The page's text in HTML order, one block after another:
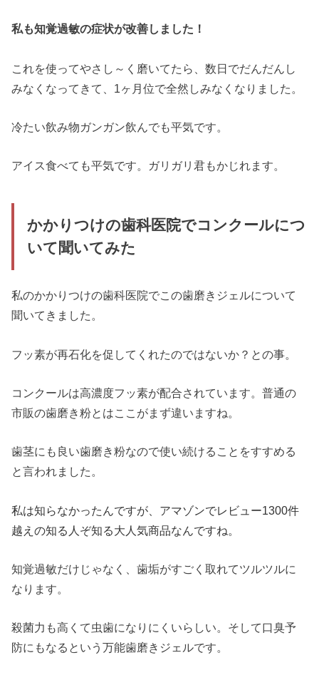
私も知覚過敏の症状が改善しました！
これを使ってやさし～く磨いてたら、数日でだんだんし
みなくなってきて、1ヶ月位で全然しみなくなりました。
冷たい飲み物ガンガン飲んでも平気です。
アイス食べても平気です。ガリガリ君もかじれます。
かかりつけの歯科医院でコンクールにつ
いて聞いてみた
私のかかりつけの歯科医院でこの歯磨きジェルについて
聞いてきました。
フッ素が再石化を促してくれたのではないか？との事。
コンクールは高濃度フッ素が配合されています。普通の
市販の歯磨き粉とはここがまず違いますね。
歯茎にも良い歯磨き粉なので使い続けることをすすめる
と言われました。
私は知らなかったんですが、アマゾンでレビュー1300件
越えの知る人ぞ知る大人気商品なんですね。
知覚過敏だけじゃなく、歯垢がすごく取れてツルツルに
なります。
殺菌力も高くて虫歯になりにくいらしい。そして口臭予
防にもなるという万能歯磨きジェルです。